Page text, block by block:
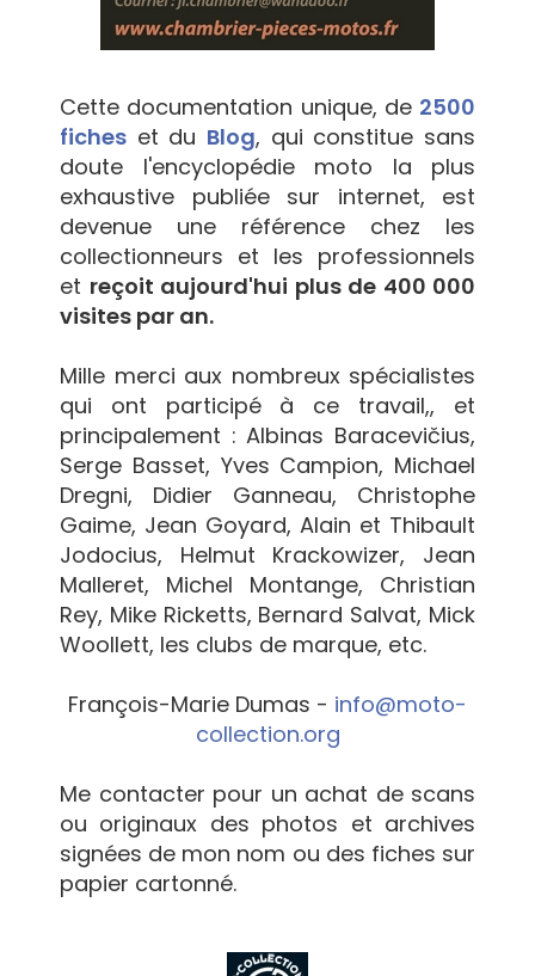
Cette documentation unique, de 2500
fiches et du Blog, qui constitue sans
doute l'encyclopédie moto la plus
exhaustive publiée sur internet, est
devenue une référence chez les
collectionneurs et les professionnels
et reçoit aujourd'hui plus de 400 000
visites par an.
Mille merci aux nombreux spécialistes
qui ont participé à ce travail,, et
principalement : Albinas Baracevičius,
Serge Basset, Yves Campion, Michael
Dregni, Didier Ganneau, Christophe
Gaime, Jean Goyard, Alain et Thibault
Jodocius, Helmut Krackowizer, Jean
Malleret, Michel Montange, Christian
Rey, Mike Ricketts, Bernard Salvat, Mick
Woollett, les clubs de marque, etc.
François-Marie Dumas - info@moto-
collection.org
Me contacter pour un achat de scans
ou originaux des photos et archives
signées de mon nom ou des fiches sur
papier cartonné.